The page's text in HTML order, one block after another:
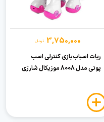
3,750,000 تومان
ربات اسباب‌بازی کنترلی اسب
پونی مدل 8008 موزیکال شارژی